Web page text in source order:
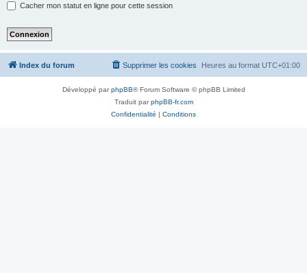
Cacher mon statut en ligne pour cette session
Index du forum Heures au format UTC+01:00
Supprimer les cookies
Développé parphpBB® Forum Software © phpBB Limited
Traduit parphpBB-fr.com
Confidentialité | Conditions